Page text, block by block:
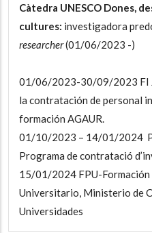
Càtedra UNESCO Dones,
cultures: investigadora
researcher(01/06/2023 -)
01/06/2023-30/09/2023 FI
la contratación de personal
formación AGAUR.
01/10/2023 – 14/01/2024
Programa de contratació
15/01/2024 FPU-
Universitario, Ministerio de
Universidades